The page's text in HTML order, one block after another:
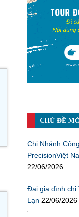
CHỦ ĐỀ
Chi Nhánh
PrecisionViệt
22/06/2026
Đại gia đình chị
Lạn 22/06/2026